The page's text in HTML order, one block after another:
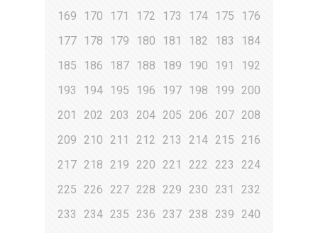
169
170 171 172 173 174 175
176
177 178 179 180 181 182 183
184
185
186 187 188 189 190 191
192
193
194 195 196 197 198 199 200
201
202 203 204 205 206 207 208
209 210 211 212 213 214 215 216
217 218 219 220 221 222 223
224
225 226 227 228 229 230 231
232
233
234 235 236 237 238 239 240